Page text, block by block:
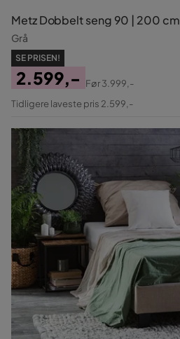
Metz Dobbelt seng 90 | 200 cm
Grå
SE PRISEN!
Pris
2.599,-
Original
Før3.999,-
Tidligere laveste pris 2.599,-